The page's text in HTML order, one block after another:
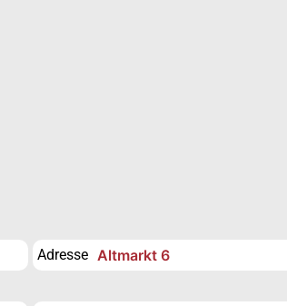
Adresse Altmarkt 6